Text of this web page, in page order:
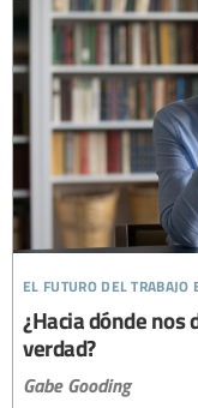
el futuro del trabajo
¿Hacia dónde
verdad?
Gabe Gooding